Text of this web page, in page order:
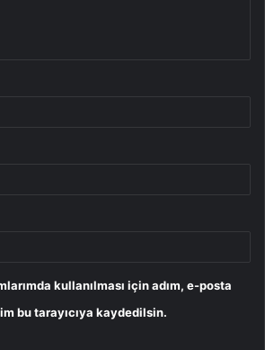
kullanılması için adım, e-posta
bu tarayıcıya kaydedilsin.